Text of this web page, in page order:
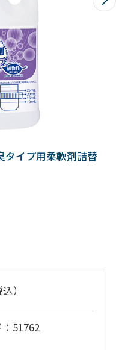
タイプ用柔軟剤詰替
51762